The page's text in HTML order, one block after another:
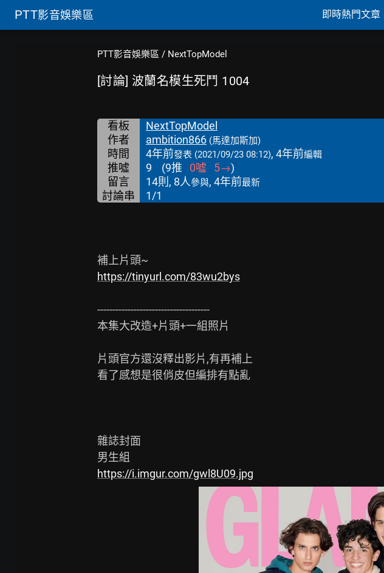
PTT影音娛樂區 即時熱門文章
PTT影音娛樂區 / NextTopModel
[討論] 波蘭名模生死鬥 1004
看板
NextTopModel
作者
ambition866 (馬達加斯加)
時間 4年前發表 (2021/09/23 08:12), 4年前編輯
推噓 9 (9推 0噓 5→)
留言
14則, 8人參與, 4年前最新
討論串 1/1
https://tinyurl.com/83wu2bys
-------------------------------------
本集大改造+片頭+一組照片
片頭官方還沒釋出影片,有再補上
看了感想是很俏皮但編排有點亂
雜誌封面
https://i.imgur.com/gwl8U09.jpg